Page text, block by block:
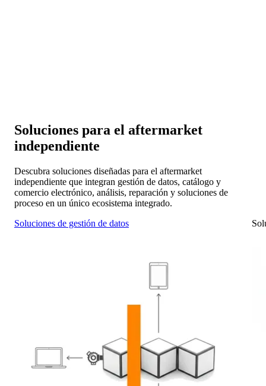
sustrato de sus datos evoluciona con usted.
Soluciones para el aftermarket
independiente
Descubra soluciones diseñadas para el aftermarket
independiente que integran gestión de datos, catálogo y
comercio electrónico, análisis, reparación y soluciones de
proceso en un único ecosistema integrado.
Soluciones de gestión de datos